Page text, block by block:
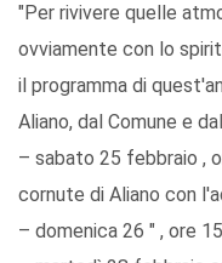
"Per rivivere quelle
ovviamente con lo
il programma di
Aliano, dal Comune e
– sabato 25 febbraio ,
cornute di Aliano con
– domenica 26 " , ore